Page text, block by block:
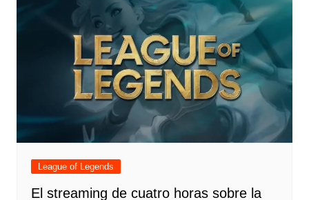
League of Legends
El streaming de cuatro horas sobre la